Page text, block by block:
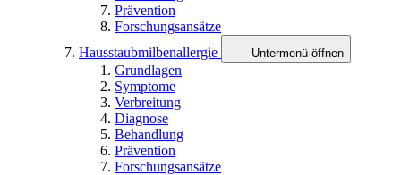
Prävention
Forschungsansätze
Hausstaubmilbenallergie
Untermenü öffnen
Grundlagen
Symptome
Verbreitung
Diagnose
Behandlung
Prävention
Forschungsansätze